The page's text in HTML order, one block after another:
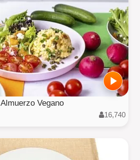
Almuerzo Vegano
16,740